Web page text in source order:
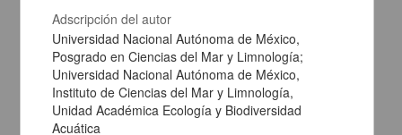
Carta de José María Maytorena a Francisco I. Madero en la que
informa se irá a la costa por prescripción médica
Maytorena, José María
[sin fecha]
Multidisciplina
Adscripción del autor
Universidad Nacional Autónoma de México,
Posgrado en Ciencias del Mar y Limnología;
Universidad Nacional Autónoma de México,
Instituto de Ciencias del Mar y Limnología,
Unidad Académica Ecología y Biodiversidad
Acuática